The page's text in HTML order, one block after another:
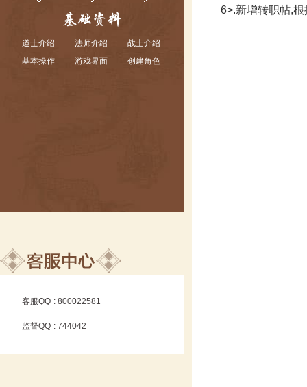
道士介绍 法师介绍
战士介绍
基本操作
游戏界面 创建角色
客服QQ : 800022581
监督QQ : 744042
6>.新增转职帖,